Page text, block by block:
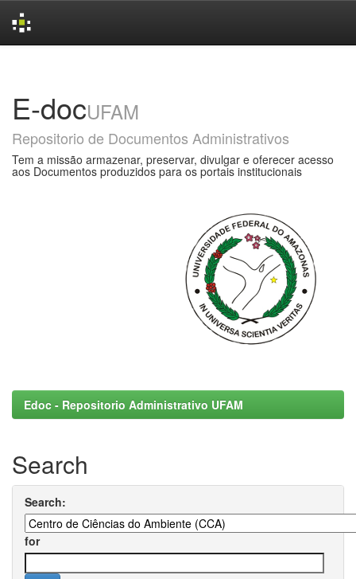
E-docUFAM
Repositorio de Documentos Administrativos
Tem a missão armazenar, preservar, divulgar e oferecer acesso
aos Documentos produzidos para os portais institucionais
Edoc - Repositorio Administrativo UFAM
Search
Search:
for